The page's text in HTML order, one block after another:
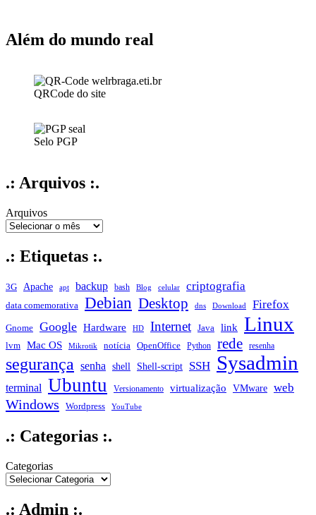
Além do mundo real
QRCode do site
Selo PGP
.: Arquivos :.
Arquivos
.: Etiquetas :.
3G Apache apt backup bash Blog celular criptografia
data comemorativa Debian Desktop dns Download Firefox
Gnome Google Hardware HD Internet Java link Linux
lvm Mac OS Mikrotik notícia OpenOffice Python rede resenha
segurança senha shell Shell-script SSH Sysadmin
terminal Ubuntu Versionamento virtualização VMware web
Windows Wordpress YouTube
.: Categorias :.
Categorias
.: Admin :.